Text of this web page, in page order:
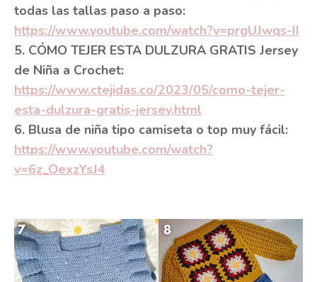
todas las tallas paso a paso:
https://www.youtube.com/watch?v=prgUJwqs-II
5. CÓMO TEJER ESTA DULZURA GRATIS Jersey
de Niña a Crochet:
https://www.ctejidas.co/2023/05/como-tejer-
esta-dulzura-gratis-jersey.html
6. Blusa de niña tipo camiseta o top muy fácil:
https://www.youtube.com/watch?
v=6z_OexzYsJ4